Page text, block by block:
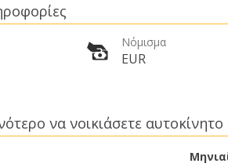
Νόμισμα
EUR
να νοικιάσετε